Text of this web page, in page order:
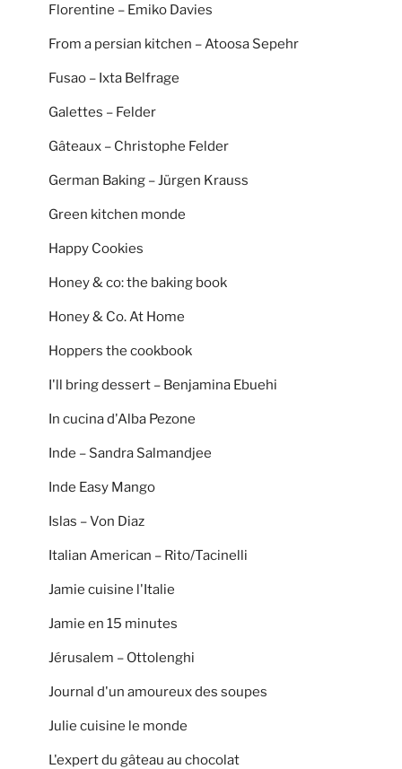
Florentine – Emiko Davies
From a persian kitchen – Atoosa Sepehr
Fusao – Ixta Belfrage
Galettes – Felder
Gâteaux – Christophe Felder
German Baking – Jürgen Krauss
Green kitchen monde
Happy Cookies
Honey & co: the baking book
Honey & Co. At Home
Hoppers the cookbook
I'll bring dessert – Benjamina Ebuehi
In cucina d'Alba Pezone
Inde – Sandra Salmandjee
Inde Easy Mango
Islas – Von Diaz
Italian American – Rito/Tacinelli
Jamie cuisine l'Italie
Jamie en 15 minutes
Jérusalem – Ottolenghi
Journal d'un amoureux des soupes
Julie cuisine le monde
L'expert du gâteau au chocolat